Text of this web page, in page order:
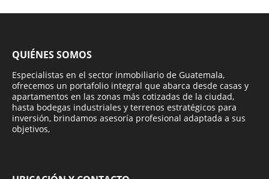
QUIÉNES SOMOS
Especialistas en el sector inmobiliario de Guatemala,
ofrecemos un portafolio integral que abarca desde casas y
apartamentos en las zonas más cotizadas de la ciudad,
hasta bodegas industriales y terrenos estratégicos para
inversión, brindamos asesoría profesional adaptada a sus
objetivos,